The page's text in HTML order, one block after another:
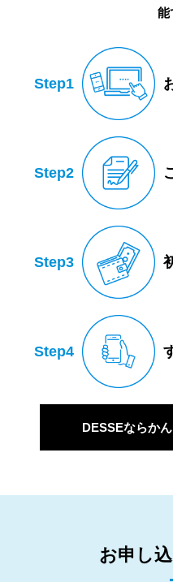
能
Step1
Step2
Step3
Step4
DESSEならか
お申し